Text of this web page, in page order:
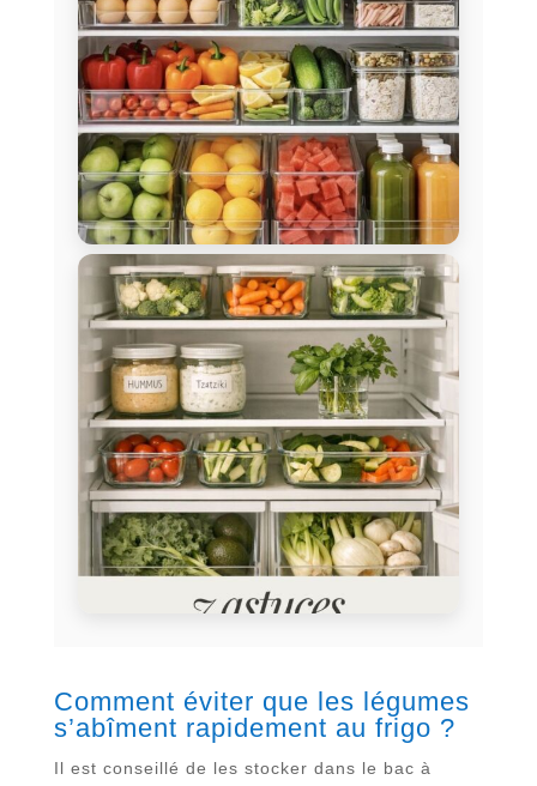
Comment éviter que les légumes
s’abîment rapidement au frigo ?
Il est conseillé de les stocker dans le bac à